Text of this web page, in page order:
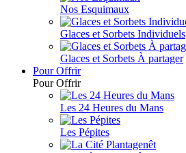
Nos Esquimaux
Glaces et Sorbets Individuels
Glaces et Sorbets À partager
Pour Offrir
Pour Offrir
Les 24 Heures du Mans
Les Pépites